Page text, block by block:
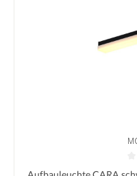
Durchschnittliche